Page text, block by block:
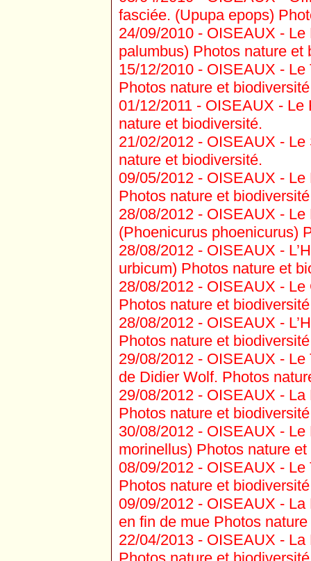
fasciée. (Upupa epops)
24/09/2010 - OISEAUX - Le
palumbus) Photos nature et
15/12/2010 - OISEAUX - Le
Photos nature et
01/12/2011 - OISEAUX - Le
nature et biodiversité.
21/02/2012 - OISEAUX - Le
nature et biodiversité.
09/05/2012 - OISEAUX - Le
Photos nature et
28/08/2012 - OISEAUX - Le
(Phoenicurus phoenicurus)
28/08/2012 - OISEAUX -
urbicum) Photos nature et
28/08/2012 - OISEAUX - Le
Photos nature et
28/08/2012 - OISEAUX -
Photos nature et
29/08/2012 - OISEAUX - Le
de Didier Wolf. Photos
29/08/2012 - OISEAUX - La
Photos nature et
30/08/2012 - OISEAUX - Le
morinellus) Photos nature
08/09/2012 - OISEAUX - Le
Photos nature et
09/09/2012 - OISEAUX - La
en fin de mue Photos
22/04/2013 - OISEAUX - La